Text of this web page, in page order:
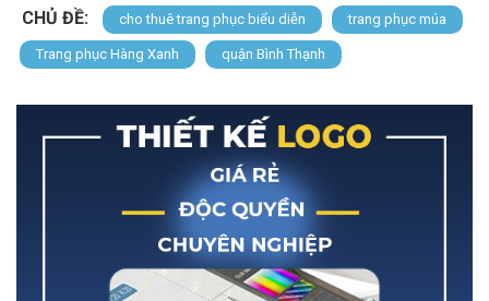
CHỦ ĐỀ: cho thuê trang phục biểu diễn trang phục múa
Trang phục Hàng Xanh quận Bình Thạnh